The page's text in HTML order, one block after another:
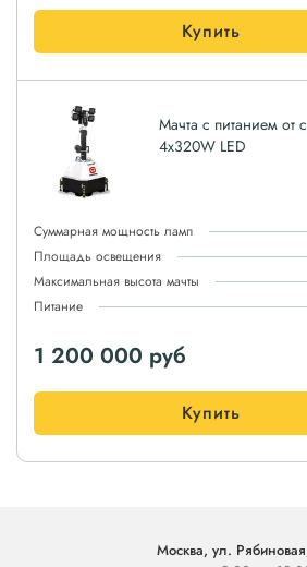
Купить
Мачта с питанием от
4x320W LED
Суммарная мощность ламп
Площадь освещения
Максимальная высота мачты
Питание
1 200 000 руб
Купить
Москва, ул.